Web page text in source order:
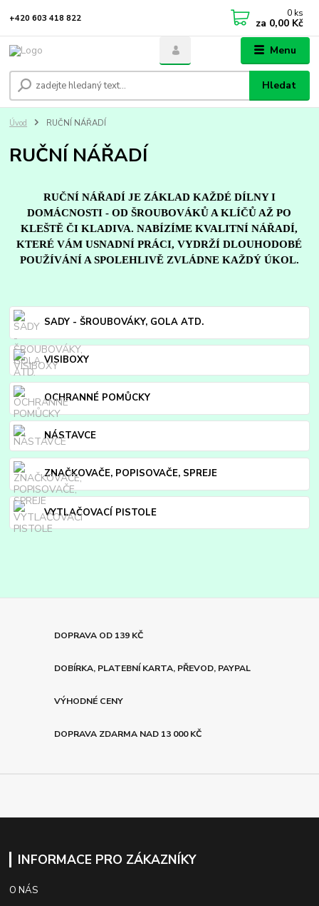
Menu
Hledat
+420 603 418 822 0 ks
za 0,00 Kč
Úvod RUČNÍ NÁŘADÍ
RUČNÍ NÁŘADÍ
RUČNÍ NÁŘADÍ JE ZÁKLAD KAŽDÉ DÍLNY I
DOMÁCNOSTI - OD ŠROUBOVÁKŮ A KLÍČŮ AŽ PO
KLEŠTĚ ČI KLADIVA. NABÍZÍME KVALITNÍ NÁŘADÍ,
KTERÉ VÁM USNADNÍ PRÁCI, VYDRŽÍ DLOUHODOBÉ
POUŽÍVÁNÍ A SPOLEHLIVĚ ZVLÁDNE KAŽDÝ ÚKOL.
SADY - ŠROUBOVÁKY, GOLA ATD.
VISIBOXY
OCHRANNÉ POMŮCKY
NÁSTAVCE
ZNAČKOVAČE, POPISOVAČE, SPREJE
VYTLAČOVACÍ PISTOLE
DOPRAVA OD 139 KČ
DOBÍRKA, PLATEBNÍ KARTA, PŘEVOD, PAYPAL
VÝHODNÉ CENY
DOPRAVA ZDARMA NAD 13 000 KČ
INFORMACE PRO ZÁKAZNÍKY
O NÁS